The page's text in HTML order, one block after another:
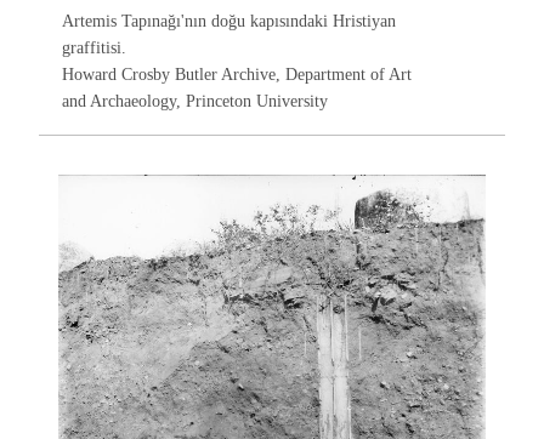
Artemis Tapınağı'nın doğu kapısındaki Hristiyan
graffitisi.
Howard Crosby Butler Archive, Department of Art
and Archaeology, Princeton University